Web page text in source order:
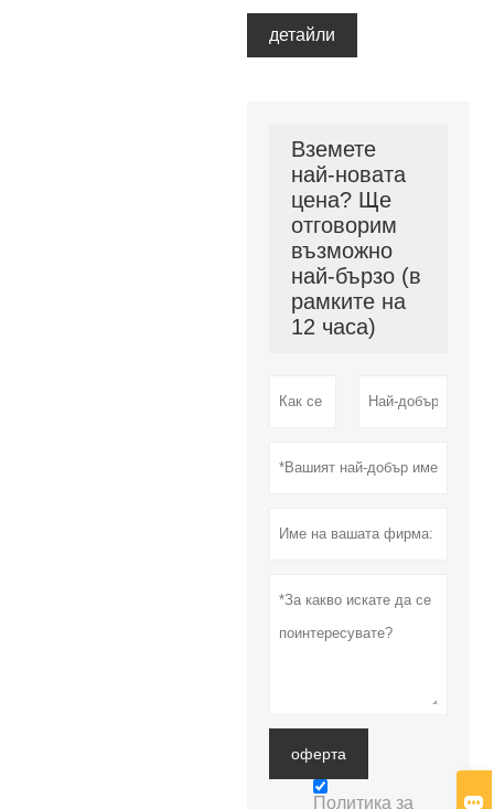

детайли
Вземете
най-новата
цена? Ще
отговорим
възможно
най-бързо (в
рамките на
12 часа)
оферта
Политика за